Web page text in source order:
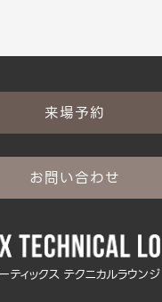
来場予約
お問い合わせ
ティックス テクニカルラウンジ